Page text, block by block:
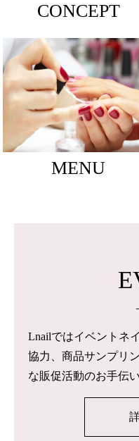
CONCEPT
MENU
Lnailではイベントネ
協力、商品サンプリ
な販促活動のお手伝